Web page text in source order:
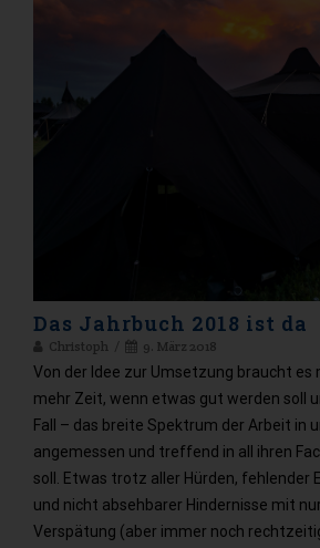
Das Jahrbuch 2018 ist da
Christoph 9. März 2018
Von der Idee zur Umsetzung braucht es
mehr Zeit, wenn etwas gut werden soll
Fall – das breite Spektrum der Arbeit in
angemessen und treffend in all ihren
soll. Etwas trotz aller Hürden, fehlender
und nicht absehbarer Hindernisse mit
Verspätung (aber immer noch